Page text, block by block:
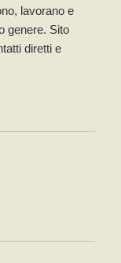
lavorano e
genere. Sito
diretti e